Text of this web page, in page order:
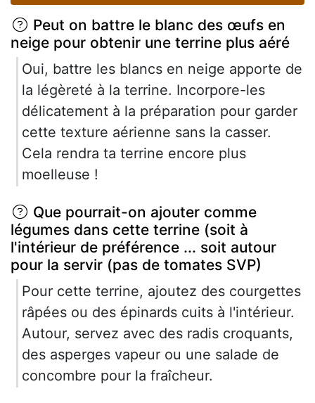
Peut on battre le blanc des œufs en
neige pour obtenir une terrine plus aéré
Oui, battre les blancs en neige apporte de
la légèreté à la terrine. Incorpore-les
délicatement à la préparation pour garder
cette texture aérienne sans la casser.
Cela rendra ta terrine encore plus
moelleuse !
Que pourrait-on ajouter comme
légumes dans cette terrine (soit à
l'intérieur de préférence ... soit autour
pour la servir (pas de tomates SVP)
Pour cette terrine, ajoutez des courgettes
râpées ou des épinards cuits à l'intérieur.
Autour, servez avec des radis croquants,
des asperges vapeur ou une salade de
concombre pour la fraîcheur.